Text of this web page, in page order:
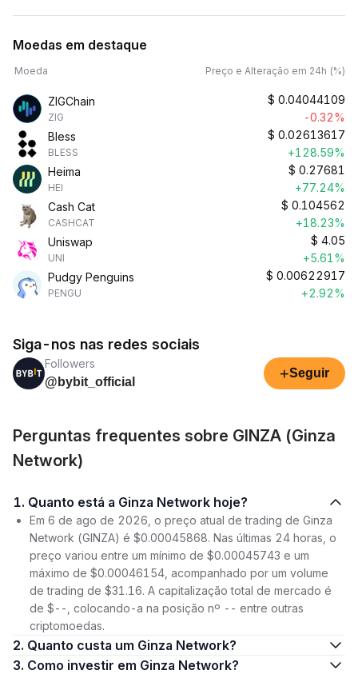
Moedas em destaque
Moeda Preço e Alteração em 24h (%)
ZIGChain
ZIG
$ 0.04044109
-0.32%
Bless
BLESS
$ 0.02613617
+128.59%
Heima
HEI
$ 0.27681
+77.24%
Cash Cat
CASHCAT
$ 0.104562
+18.23%
Uniswap
UNI
$ 4.05
+5.61%
Pudgy Penguins
PENGU
$ 0.00622917
+2.92%
Siga-nos nas redes sociais
Followers
@bybit_official
+Seguir
Perguntas frequentes sobre GINZA (Ginza
Network)
1. Quanto está a Ginza Network hoje?
Em 6 de ago de 2026, o preço atual de trading de Ginza
Network (GINZA) é $0.00045868. Nas últimas 24 horas, o
preço variou entre um mínimo de $0.00045743 e um
máximo de $0.00046154, acompanhado por um volume
de trading de $31.16. A capitalização total de mercado é
de $--, colocando-a na posição nº -- entre outras
criptomoedas.
2. Quanto custa um Ginza Network?
3. Como investir em Ginza Network?